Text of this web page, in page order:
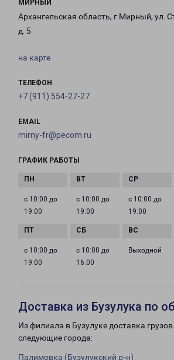
МИРНЫЙ
Архангельская область, г.Мирный, ул.
д. 5
на карте
ТЕЛЕФОН
+7 (911) 554-27-27
EMAIL
mirny-fr@pecom.ru
ГРАФИК РАБОТЫ
с 10:00 до
19:00
с 10:00 до
19:00
с 10:00 до
19:00
с 10:00 до
19:00
с 10:00 до
16:00
Выходной
Доставка из Бузулука по
Из филиала в Бузулуке доставка
следующие города:
Палимовка (Бузулукский р-н)